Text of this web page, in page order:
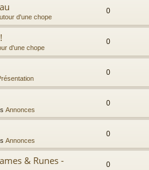
d'une chope
0
d'une chope
0
0
Annonces
0
Annonces
0
& Runes -
0